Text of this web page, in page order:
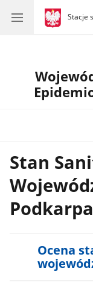
gov.pl
Stacje
gov.pl
Stacje
Stan
Ocena